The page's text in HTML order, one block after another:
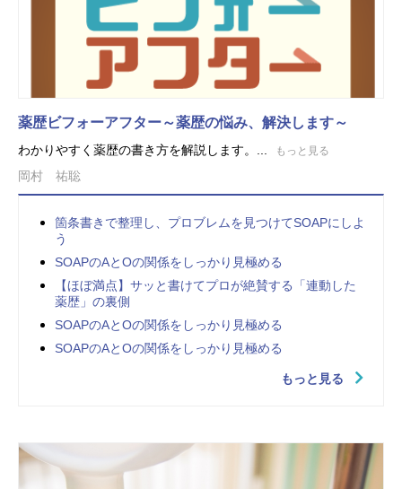
薬歴ビフォーアフター～薬歴の悩み、解決します～
わかりやすく薬歴の書き方を解説します。... もっと見る
岡村 祐聡
箇条書きで整理し、プロブレムを見つけてSOAPにしよ
う
SOAPのAとOの関係をしっかり見極める
【ほぼ満点】サッと書けてプロが絶賛する「連動した
薬歴」の裏側
SOAPのAとOの関係をしっかり見極める
SOAPのAとOの関係をしっかり見極める
もっと見る